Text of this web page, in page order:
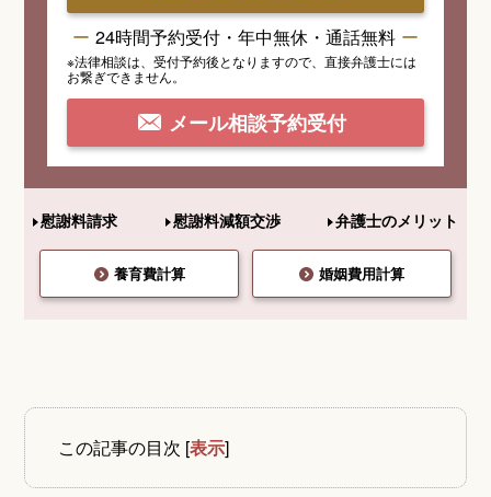
24時間予約受付・年中無休・通話無料
※法律相談は、受付予約後となりますので、 直接弁護士には
お繋ぎできません。
メール相談予約受付
慰謝料請求 慰謝料減額交渉 弁護士のメリット
養育費計算 婚姻費用計算
この記事の目次 [表示]